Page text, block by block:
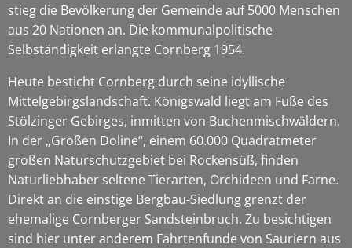
stieg die Bevölkerung der Gemeinde auf 5000 Menschen
aus 20 Nationen an. Die kommunalpolitische
Selbständigkeit erlangte Cornberg 1954.
Heute besticht Cornberg durch seine idyllische
Mittelgebirgslandschaft. Königswald liegt am Fuße des
Stölzinger Gebirges, inmitten von Buchenmischwäldern.
In der „Großen Doline“, einem 60.000 Quadratmeter
großen Naturschutzgebiet bei Rockensüß, finden
Naturliebhaber seltene Tierarten, Orchideen und Farne.
Direkt an die einstige Bergbau-Siedlung grenzt der
ehemalige Cornberger Sandsteinbruch. Zu besichtigen
sind hier unter anderem Fährtenfunde von Sauriern aus